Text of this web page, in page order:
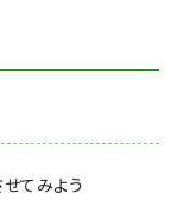
てみよう